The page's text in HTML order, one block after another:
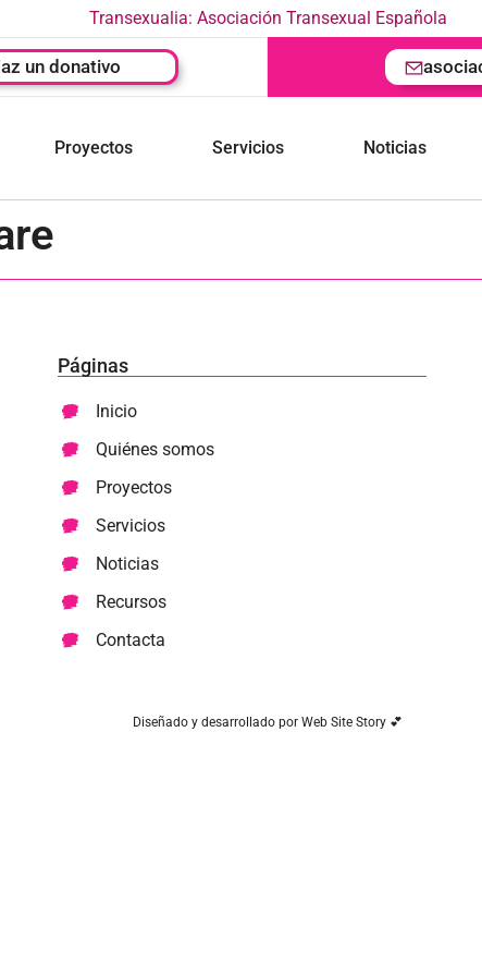
Transexualia: Asociación Transexual Española
Proyectos Servicios Noticias
un donativo
Páginas
Inicio
Quiénes somos
Proyectos
Servicios
Noticias
Recursos
Contacta
Diseñado y desarrollado por Web Site Story 💕